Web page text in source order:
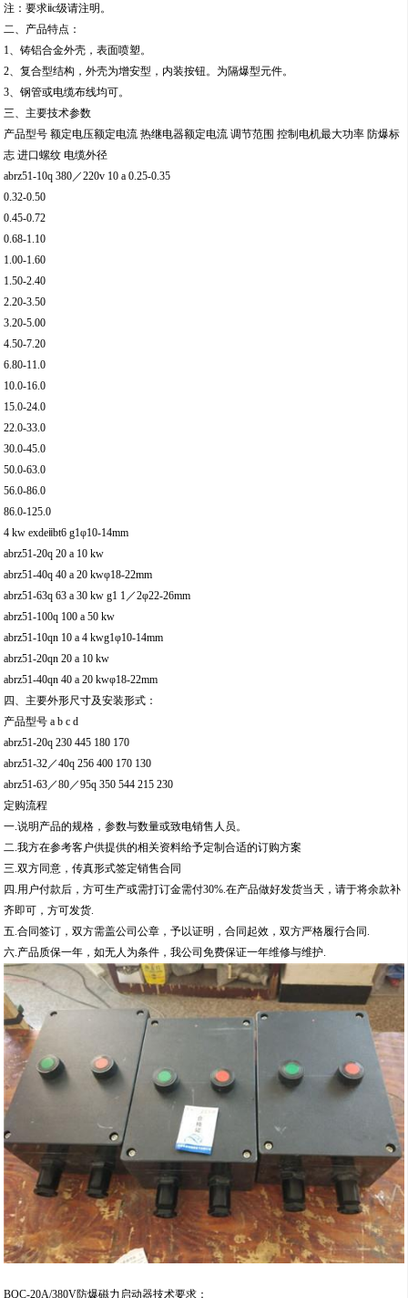
注：要求ⅱc级请注明。
二、产品特点：
1、铸铝合金外壳，表面喷塑。
2、复合型结构，外壳为增安型，内装按钮。为隔爆型元件。
3、钢管或电缆布线均可。
三、主要技术参数
产品型号 额定电压额定电流 热继电器额定电流 调节范围 控制电机最大功率 防爆标
志 进口螺纹 电缆外径
abrz51-10q 380／220v 10 a 0.25-0.35
0.32-0.50
0.45-0.72
0.68-1.10
1.00-1.60
1.50-2.40
2.20-3.50
3.20-5.00
4.50-7.20
6.80-11.0
10.0-16.0
15.0-24.0
22.0-33.0
30.0-45.0
50.0-63.0
56.0-86.0
86.0-125.0
4 kw exdeⅱbt6 g1φ10-14mm
abrz51-20q 20 a 10 kw
abrz51-40q 40 a 20 kwφ18-22mm
abrz51-63q 63 a 30 kw g1 1／2φ22-26mm
abrz51-100q 100 a 50 kw
abrz51-10qn 10 a 4 kwg1φ10-14mm
abrz51-20qn 20 a 10 kw
abrz51-40qn 40 a 20 kwφ18-22mm
四、主要外形尺寸及安装形式：
产品型号 a b c d
abrz51-20q 230 445 180 170
abrz51-32／40q 256 400 170 130
abrz51-63／80／95q 350 544 215 230
定购流程
一.说明产品的规格，参数与数量或致电销售人员。
二.我方在参考客户供提供的相关资料给予定制合适的订购方案
三.双方同意，传真形式签定销售合同
四.用户付款后，方可生产或需打订金需付30%.在产品做好发货当天，请于将余款补
齐即可，方可发货.
五.合同签订，双方需盖公司公章，予以证明，合同起效，双方严格履行合同.
六.产品质保一年，如无人为条件，我公司免费保证一年维修与维护.
BQC-20A/380V防爆磁力启动器技术要求：